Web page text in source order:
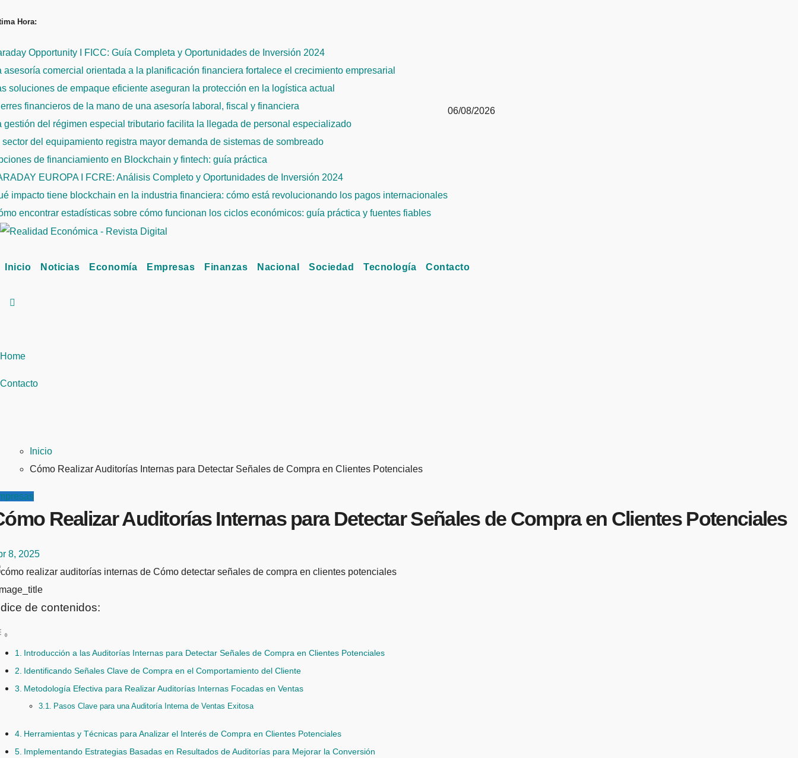
al
Hora:
Opportunity I FICC: Guía Completa y Oportunidades de Inversión 2024
asesoría comercial orientada a la planificación financiera fortalece el crecimiento empresarial
soluciones de empaque eficiente aseguran la protección en la logística actual
financieros de la mano de una asesoría laboral, fiscal y financiera
gestión del régimen especial tributario facilita la llegada de personal especializado
sector del equipamiento registra mayor demanda de sistemas de sombreado
de financiamiento en Blockchain y fintech: guía práctica
EUROPA I FCRE: Análisis Completo y Oportunidades de Inversión 2024
impacto tiene blockchain en la industria financiera: cómo está revolucionando los pagos internacionales
encontrar estadísticas sobre cómo funcionan los ciclos económicos: guía práctica y fuentes fiables
06/08/2026
Inicio Noticias Economía Empresas Finanzas Nacional Sociedad Tecnología Contacto
Home
Contacto
Inicio
Cómo Realizar Auditorías Internas para Detectar Señales de Compra en Clientes Potenciales
Realizar Auditorías Internas para Detectar Señales de Compra en Clientes Potenciales
8, 2025
de contenidos:
Introducción a las Auditorías Internas para Detectar Señales de Compra en Clientes Potenciales
Identificando Señales Clave de Compra en el Comportamiento del Cliente
Metodología Efectiva para Realizar Auditorías Internas Focadas en Ventas
Pasos Clave para una Auditoría Interna de Ventas Exitosa
Herramientas y Técnicas para Analizar el Interés de Compra en Clientes Potenciales
Implementando Estrategias Basadas en Resultados de Auditorías para Mejorar la Conversión